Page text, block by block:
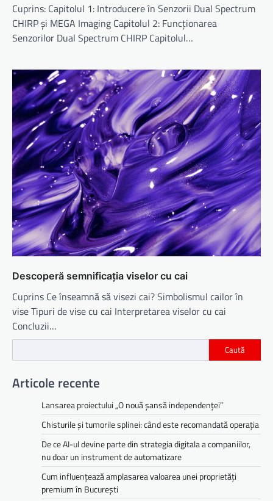
Cuprins: Capitolul 1: Introducere în Senzorii Dual Spectrum
CHIRP și MEGA Imaging Capitolul 2: Funcționarea
Senzorilor Dual Spectrum CHIRP Capitolul…
Descoperă semnificația viselor cu cai
Cuprins Ce înseamnă să visezi cai? Simbolismul cailor în
vise Tipuri de vise cu cai Interpretarea viselor cu cai
Concluzii…
Caută
Articole recente
Lansarea proiectului „O nouă șansă independenței”
Chisturile și tumorile splinei: când este recomandată operația
De ce AI-ul devine parte din strategia digitala a companiilor,
nu doar un instrument de automatizare
Cum influențează amplasarea valoarea unei proprietăți
premium în București